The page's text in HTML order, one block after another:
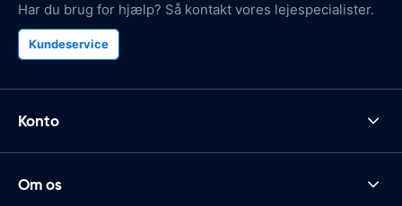
Har du brug for hjælp? Så kontakt vores lejespecialister.
Kundeservice
Konto
Om os